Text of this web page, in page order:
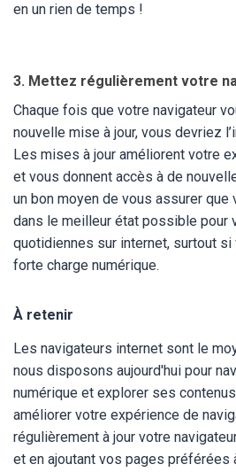
en un rien de temps !
3. Mettez régulièrement votre
Chaque fois que votre navigateur
nouvelle mise à jour, vous devriez
Les mises à jour améliorent votre
et vous donnent accès à de
un bon moyen de vous assurer
dans le meilleur état possible pour
quotidiennes sur internet, surtout si
forte charge numérique.
À retenir
Les navigateurs internet sont le
nous disposons aujourd'hui pour
numérique et explorer ses
améliorer votre expérience de
régulièrement à jour votre
et en ajoutant vos pages